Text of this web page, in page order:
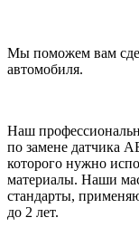
Мы поможем вам
автомобиля.
Наш
по замене датчика
которого нужно
материалы. Наши
стандарты,
до 2 лет.